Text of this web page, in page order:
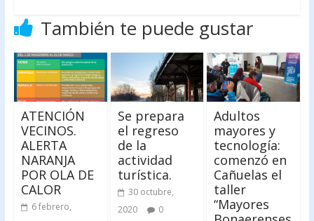
También te puede gustar
ATENCIÓN
VECINOS.
ALERTA
NARANJA
POR OLA DE
CALOR
6 febrero,
Se prepara
el regreso
de la
actividad
turística.
30 octubre,
2020
0
Adultos
mayores y
tecnología:
comenzó en
Cañuelas el
taller
“Mayores